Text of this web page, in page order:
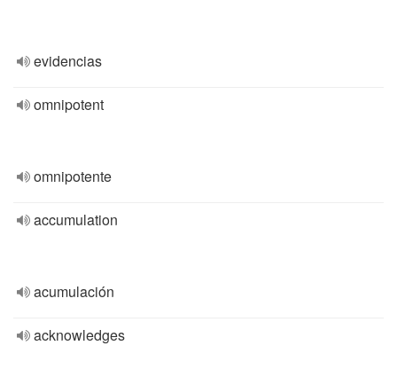
evidencias
omnipotent
omnipotente
accumulation
acumulación
acknowledges